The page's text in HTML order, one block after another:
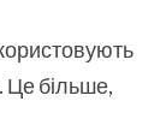
. Це більше,